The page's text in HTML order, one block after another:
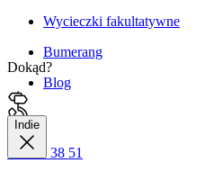
Wycieczki fakultatywne
Bumerang
Blog
42 680 38 51
Dokąd?
Indie